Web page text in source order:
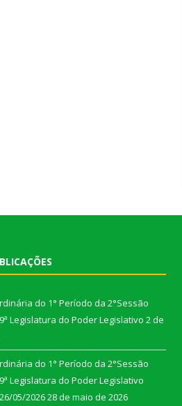
do 1° Período da 2°Sessão
Legislatura do Poder Legislativo 2 de
do 1° Período da 2°Sessão
Legislatura do Poder Legislativo
05/202628 de maio de 2026